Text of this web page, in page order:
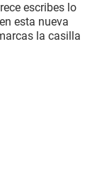
escribes lo
esta nueva
la casilla